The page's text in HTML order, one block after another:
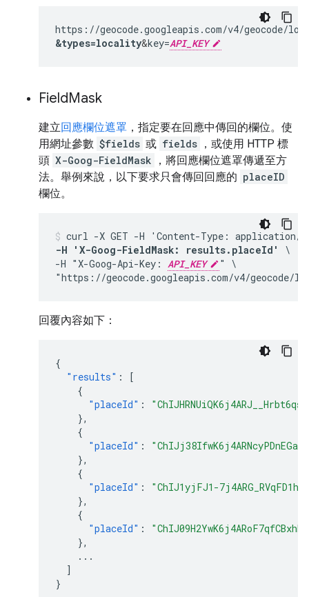
https://geocode.googleapis.com/v4/geocode/
&types=locality&key=API_KEY
FieldMask
建立回應欄位遮罩 ，指定要在回應中傳回的欄位。使
用網址參數 $fields 或 fields ，或使用 HTTP 標
頭 X-Goog-FieldMask
，將回應欄位遮罩傳遞至方
法。舉例來說，以下要求只會傳回回應的 placeID
欄位。
-H 'X-Goog-FieldMask: results.placeId'
\
-H "X-Goog-Api-Key: API_KEY " \
回覆內容如下：
{
"results" :
[
{
"placeId" :
},
{
"placeId" :
},
{
"placeId" :
"ChIJ1yjFJ1-
},
{
"placeId" :
},
...
]
}